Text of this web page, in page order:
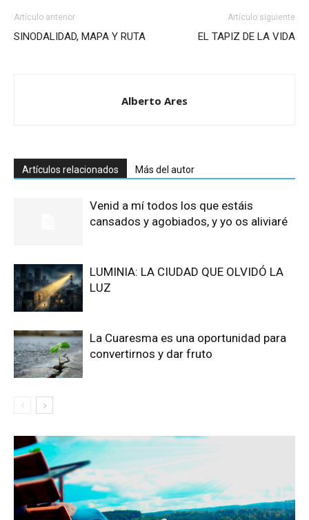
Artículo anterior
SINODALIDAD, MAPA Y RUTA
Artículo siguiente
EL TAPIZ DE LA VIDA
Alberto Ares
Artículos relacionados Más del autor
Venid a mí todos los que estáis
cansados y agobiados, y yo os aliviaré
LUMINIA: LA CIUDAD QUE OLVIDÓ LA
LUZ
La Cuaresma es una oportunidad para
convertirnos y dar fruto